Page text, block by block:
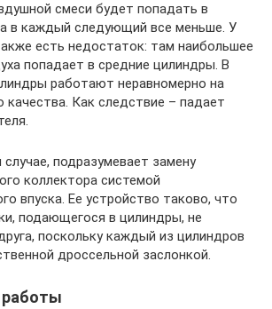
смеси будет попадать в
в каждый следующий все меньше. У
есть недостаток: там наибольшее
попадает в средние цилиндры. В
работают неравномерно на
качества. Как следствие – падает
подразумевает замену
коллектора системой
впуска. Ее устройство таково, что
подающегося в цилиндры, не
поскольку каждый из цилиндров
дроссельной заслонкой.
работы